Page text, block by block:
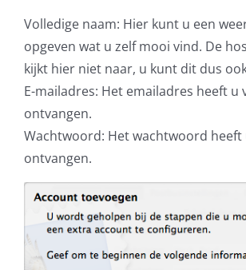
Volledige naam: Hier kunt u een
opgeven wat u zelf mooi vind. De
kijkt hier niet naar, u kunt dit dus
E-mailadres: Het emailadres heeft u
ontvangen.
Wachtwoord: Het wachtwoord heeft
ontvangen.